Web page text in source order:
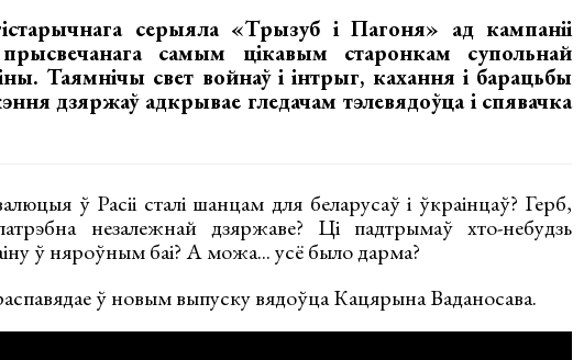
серыяла «Трызуб і Пагоня» ад кампаніі
прысвечанага самым цікавым старонкам супольнай
Таямнічы свет войнаў і інтрыг, кахання і барацьбы
дзяржаў адкрывае гледачам тэлевядоўца і спявачка
ў Расіі сталі шанцам для беларусаў і ўкраінцаў? Герб,
незалежнай дзяржаве? Ці падтрымаў хто-небудзь
ў няроўным баі? А можа... усё было дарма?
ў новым выпуску вядоўца Кацярына Ваданосава.